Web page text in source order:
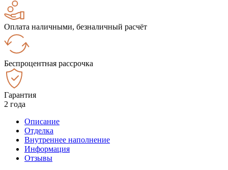
Оплата наличными, безналичный расчёт
Беспроцентная рассрочка
Гарантия
2 года
Описание
Отделка
Внутреннее наполнение
Информация
Отзывы